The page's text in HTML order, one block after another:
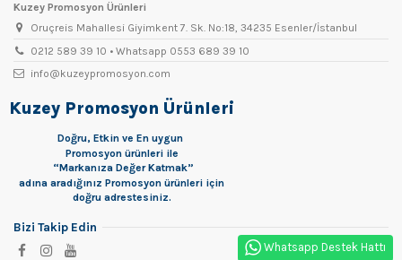
Whatsapp Destek Hattı
Kuzey Promosyon Ürünleri
Oruçreis Mahallesi Giyimkent 7. Sk. No:18, 34235 Esenler/İstanbul
0212 589 39 10 • Whatsapp 0553 689 39 10
info@kuzeypromosyon.com
Kuzey Promosyon Ürünleri
Doğru, Etkin ve En uygun
Promosyon ürünleri ile
“Markanıza Değer Katmak”
adına aradığınız Promosyon ürünleri için
doğru adrestesiniz.
Bizi Takip Edin